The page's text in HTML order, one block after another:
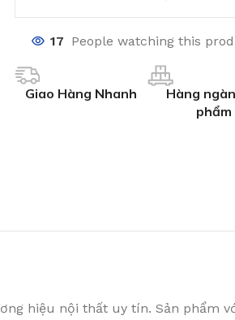
17 People watching this
Giao Hàng Nhanh
Hàng
phẩm
hiệu nội thất uy tín. Sản phẩm